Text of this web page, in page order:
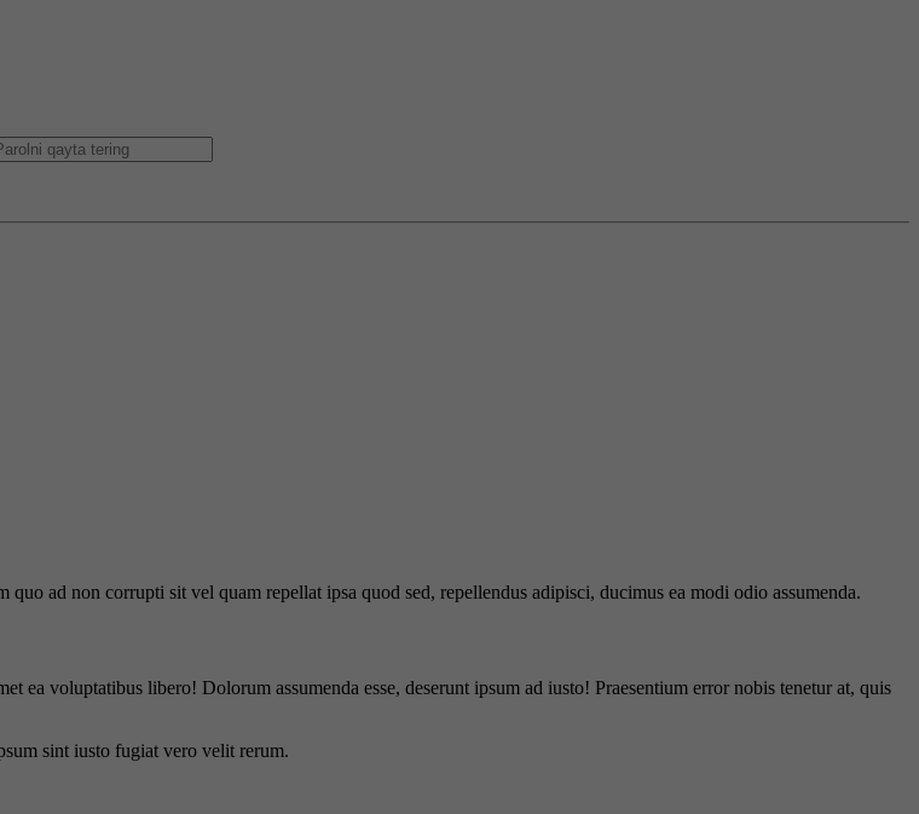
ad non corrupti sit vel quam repellat ipsa quod sed, repellendus adipisci, ducimus ea modi odio assumenda.
ea voluptatibus libero! Dolorum assumenda esse, deserunt ipsum ad iusto! Praesentium error nobis tenetur at, quis
sint iusto fugiat vero velit rerum.